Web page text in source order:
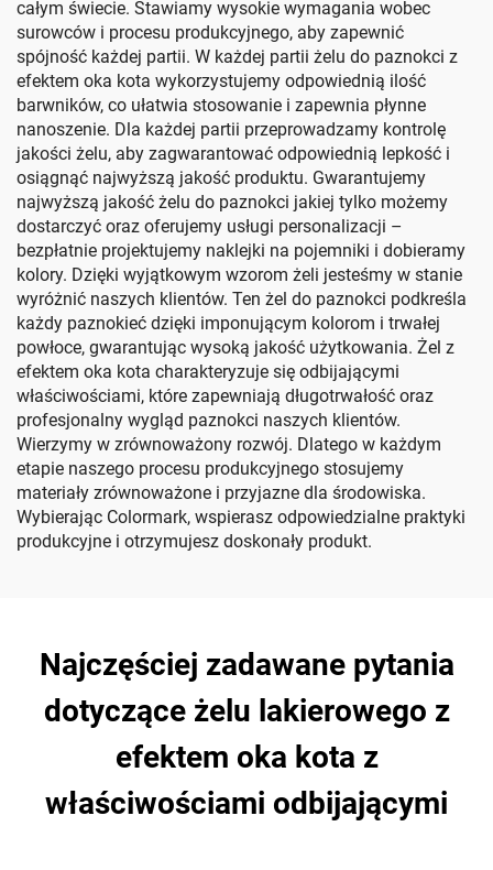
całym świecie. Stawiamy wysokie wymagania wobec
surowców i procesu produkcyjnego, aby zapewnić
spójność każdej partii. W każdej partii żelu do paznokci z
efektem oka kota wykorzystujemy odpowiednią ilość
barwników, co ułatwia stosowanie i zapewnia płynne
nanoszenie. Dla każdej partii przeprowadzamy kontrolę
jakości żelu, aby zagwarantować odpowiednią lepkość i
osiągnąć najwyższą jakość produktu. Gwarantujemy
najwyższą jakość żelu do paznokci jakiej tylko możemy
dostarczyć oraz oferujemy usługi personalizacji –
bezpłatnie projektujemy naklejki na pojemniki i dobieramy
kolory. Dzięki wyjątkowym wzorom żeli jesteśmy w stanie
wyróżnić naszych klientów. Ten żel do paznokci podkreśla
każdy paznokieć dzięki imponującym kolorom i trwałej
powłoce, gwarantując wysoką jakość użytkowania. Żel z
efektem oka kota charakteryzuje się odbijającymi
właściwościami, które zapewniają długotrwałość oraz
profesjonalny wygląd paznokci naszych klientów.
Wierzymy w zrównoważony rozwój. Dlatego w każdym
etapie naszego procesu produkcyjnego stosujemy
materiały zrównoważone i przyjazne dla środowiska.
Wybierając Colormark, wspierasz odpowiedzialne praktyki
produkcyjne i otrzymujesz doskonały produkt.
Najczęściej zadawane pytania
dotyczące żelu lakierowego z
efektem oka kota z
właściwościami odbijającymi